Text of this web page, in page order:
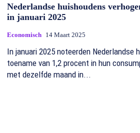
Nederlandse huishoudens
in januari 2025
Economisch 14 Maart 2025
In januari 2025 noteerden Nederlandse
toename van 1,2 procent in hun
met dezelfde maand in...